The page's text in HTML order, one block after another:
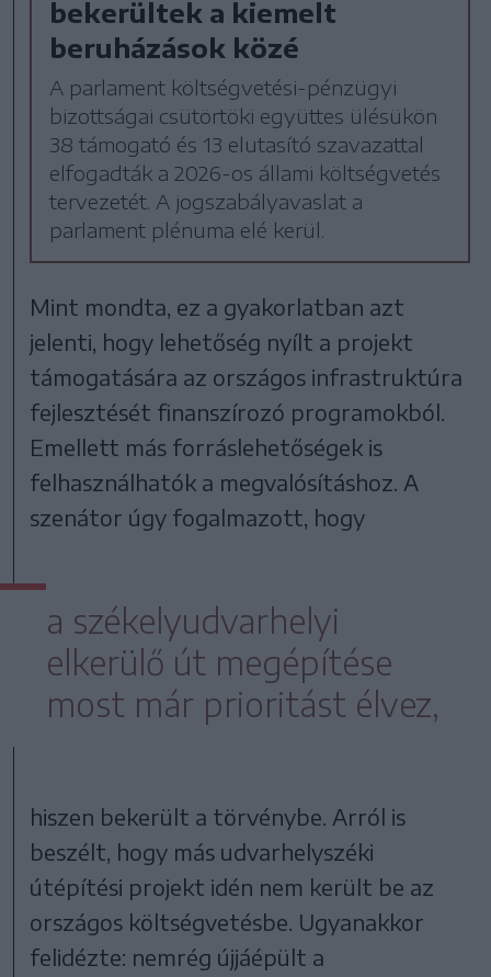
bekerültek a kiemelt
beruházások közé
A parlament költségvetési-pénzügyi
bizottságai csütörtöki együttes ülésükön
38 támogató és 13 elutasító szavazattal
elfogadták a 2026-os állami költségvetés
tervezetét. A jogszabályavaslat a
parlament plénuma elé kerül.
Mint mondta, ez a gyakorlatban azt
jelenti, hogy lehetőség nyílt a projekt
támogatására az országos infrastruktúra
fejlesztését finanszírozó programokból.
Emellett más forráslehetőségek is
felhasználhatók a megvalósításhoz. A
szenátor úgy fogalmazott, hogy
a székelyudvarhelyi
elkerülő út megépítése
most már prioritást élvez,
hiszen bekerült a törvénybe. Arról is
beszélt, hogy más udvarhelyszéki
útépítési projekt idén nem került be az
országos költségvetésbe. Ugyanakkor
felidézte: nemrég újjáépült a